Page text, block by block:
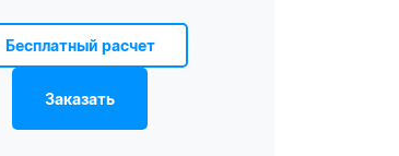
Бесплатный расчет
Заказать